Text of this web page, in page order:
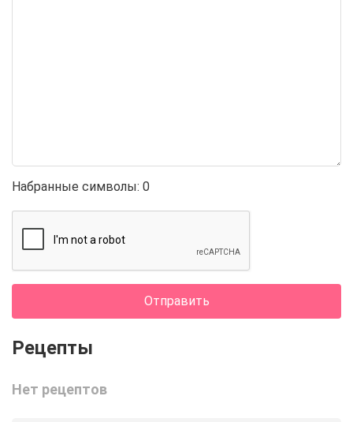
Набранные символы: 0
Отправить
Нет рецептов